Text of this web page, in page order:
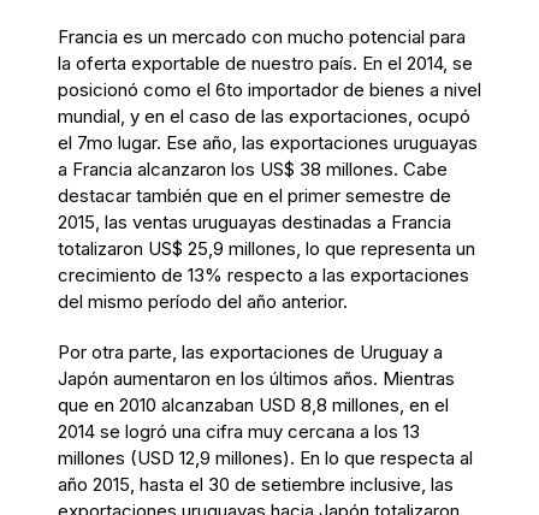
Francia es un mercado con mucho potencial para
la oferta exportable de nuestro país. En el 2014, se
posicionó como el 6to importador de bienes a nivel
mundial, y en el caso de las exportaciones, ocupó
el 7mo lugar. Ese año, las exportaciones uruguayas
a Francia alcanzaron los US$ 38 millones. Cabe
destacar también que en el primer semestre de
2015, las ventas uruguayas destinadas a Francia
totalizaron US$ 25,9 millones, lo que representa un
crecimiento de 13% respecto a las exportaciones
del mismo período del año anterior.
Por otra parte, las exportaciones de Uruguay a
Japón aumentaron en los últimos años. Mientras
que en 2010 alcanzaban USD 8,8 millones, en el
2014 se logró una cifra muy cercana a los 13
millones (USD 12,9 millones). En lo que respecta al
año 2015, hasta el 30 de setiembre inclusive, las